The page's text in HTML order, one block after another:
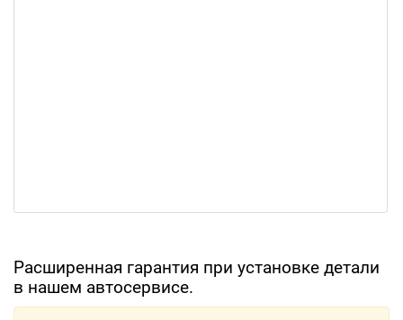
Расширенная гарантия при установке детали
в нашем автосервисе.